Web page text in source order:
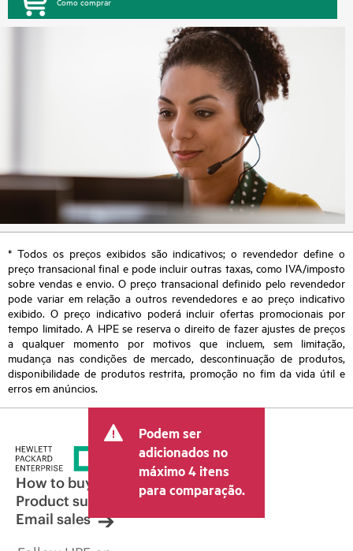
* Todos os preços exibidos são indicativos; o revendedor define o
preço transacional final e pode incluir outras taxas, como IVA/imposto
sobre vendas e envio. O preço transacional definido pelo revendedor
pode variar em relação a outros revendedores e ao preço indicativo
exibido. O preço indicativo poderá incluir ofertas promocionais por
tempo limitado. A HPE se reserva o direito de fazer ajustes de preços
a qualquer momento por motivos que incluem, sem limitação,
mudança nas condições de mercado, descontinuação de produtos,
disponibilidade de produtos restrita, promoção no fim da vida útil e
erros em anúncios.
Podem ser
adicionados no
máximo 4 itens
para comparação.
How to buy
Product support
Email sales